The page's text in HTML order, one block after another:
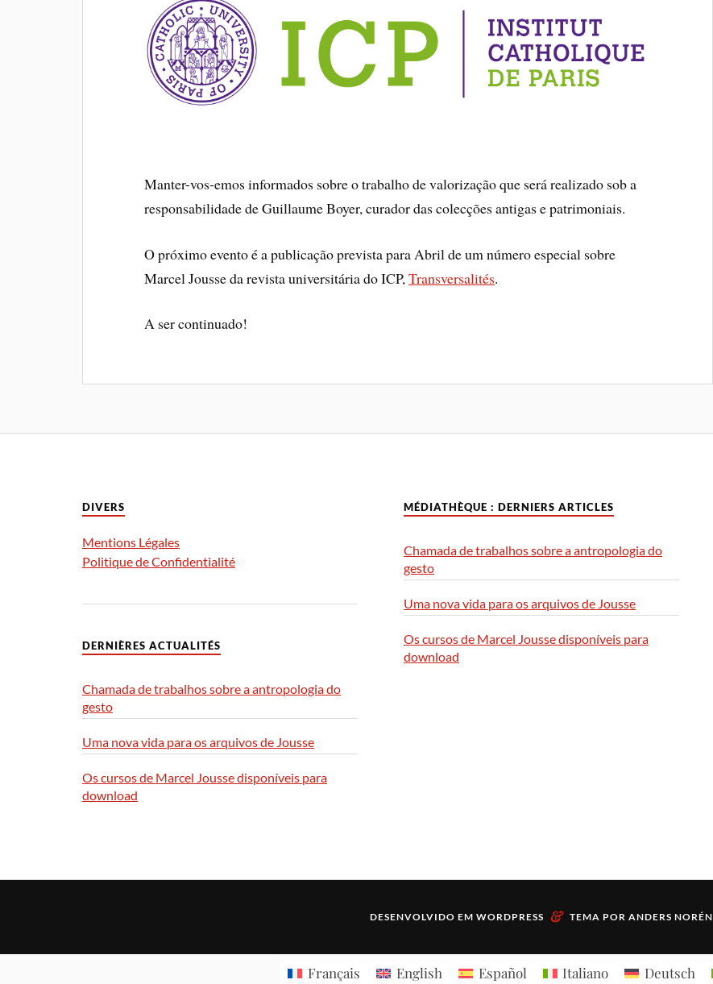
Manter-vos-emos informados sobre o trabalho de valorização que será realizado sob a
responsabilidade de Guillaume Boyer, curador das colecções antigas e patrimoniais.
O próximo evento é a publicação prevista para Abril de um número especial sobre
Marcel Jousse da revista universitária do ICP,Transversalités.
A ser continuado!
DIVERS
Mentions Légales
Politique de Confidentialité
DERNIÈRES ACTUALITÉS
Chamada de trabalhos sobre a antropologia do
gesto
Uma nova vida para os arquivos de Jousse
Os cursos de Marcel Jousse disponíveis para
download
MÉDIATHÈQUE : DERNIERS ARTICLES
Chamada de trabalhos sobre a antropologia do
gesto
Uma nova vida para os arquivos de Jousse
Os cursos de Marcel Jousse disponíveis para
download
DESENVOLVIDO EM WORDPRESS & TEMA POR ANDERS NORÉN
Français English Español Italiano Deutsch